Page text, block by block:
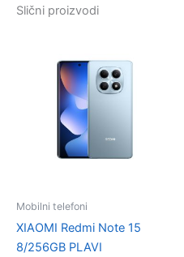
Slični proizvodi
Mobilni telefoni
XIAOMI Redmi Note 15
8/256GB PLAVI